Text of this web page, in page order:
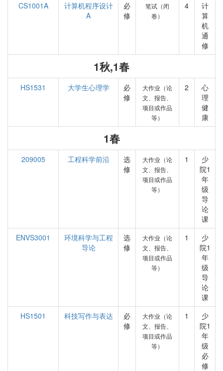
CS1001A
计算机程序设计
A
必
修
笔试（闭
卷）
4
计
算
机
通
修
1秋,1春
HS1531 大学生心理学
必
修
大作业（论
文、报告、
项目或作品
等）
2
心
理
健
康
1春
209005 工程科学前沿
选
修
大作业（论
文、报告、
项目或作品
等）
1
少
院1
年
级
导
论
课
ENVS3001
环境科学与工程
导论
选
修
大作业（论
文、报告、
项目或作品
等）
1
少
院1
年
级
导
论
课
HS1501
科技写作与表达
必
修
大作业（论
文、报告、
项目或作品
等）
1
少
院1
年
级
必
修